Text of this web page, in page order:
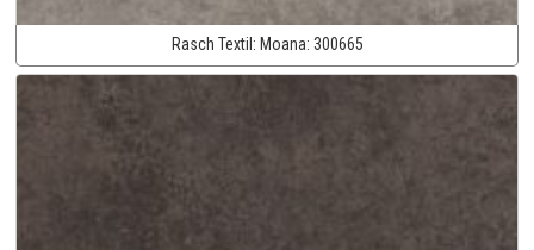
Rasch Textil: Moana: 300665